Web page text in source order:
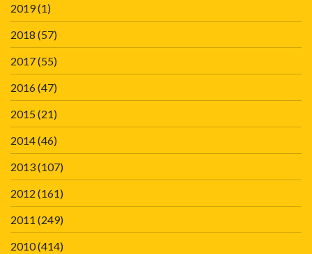
2019(1)
2018 (57)
2017(55)
2016(47)
2015(21)
2014(46)
2013(107)
2012 (161)
2011 (249)
2010(414)